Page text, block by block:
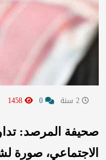
صحيفة المرصد:
الاجتماعي،